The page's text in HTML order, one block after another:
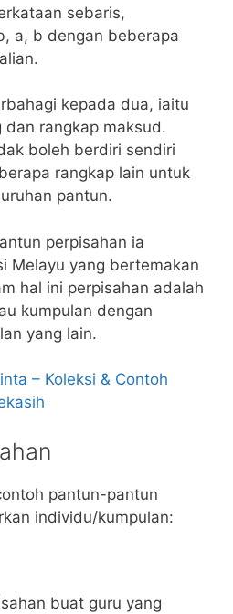
sebaris,
a, b dengan beberapa
kepada dua, iaitu
dan rangkap maksud.
boleh berdiri sendiri
rangkap lain untuk
pantun.
perpisahan ia
Melayu yang bertemakan
hal ini perpisahan adalah
kumpulan dengan
yang lain.
– Koleksi & Contoh
pantun-pantun
individu/kumpulan:
buat guru yang